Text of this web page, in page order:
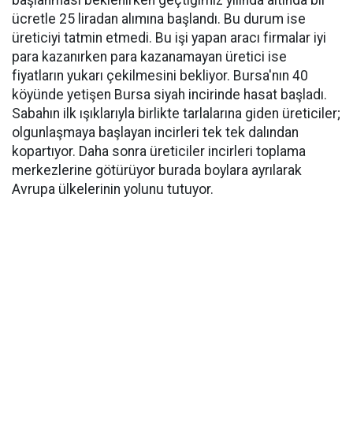
ücretle 25 liradan alımına başlandı. Bu durum ise
üreticiyi tatmin etmedi. Bu işi yapan aracı firmalar iyi
para kazanırken para kazanamayan üretici ise
fiyatların yukarı çekilmesini bekliyor. Bursa'nın 40
köyünde yetişen Bursa siyah incirinde hasat başladı.
Sabahın ilk ışıklarıyla birlikte tarlalarına giden üreticiler;
olgunlaşmaya başlayan incirleri tek tek dalından
kopartıyor. Daha sonra üreticiler incirleri toplama
merkezlerine götürüyor burada boylara ayrılarak
Avrupa ülkelerinin yolunu tutuyor.